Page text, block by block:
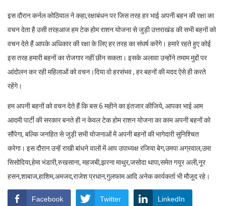
इस दौरान कर्नल कोठियाल ने कहा,रक्षाबंधन पर जिस तरह हर भाई अपनी बहन की रक्षा का
वचन देता है उसी तरहआज हम टेक होम राशन योजना से जुड़ी उत्तराखंड की सभी बहनों को
वचन देते हैं आपके अधिकार की रक्षा के लिए हर तरह का संघर्ष करेंगे। हमारे रहते हुए कोई
इस तरह हमारी बहनों का रोजगार नहीं छीन सकता। इसके अलावा उन्होंने तमाम मुद्दों पर
आंदोलन कर रही महिलाओं को वचन।दिया वो हरसंभव , हर बहनों की मदद ऐसे ही करते
रहेंगे।
हम अपनी बहनों को वचन देते हैं कि बस 6 महीने का इंतजार कीजिये, आपका भाई आम
आदमी पार्टी की सरकार बनते ही न केवल टेक होम राशन योजना का काम अपनी बहनों को
सौंपेगा, बल्कि जनहित से जुड़ी सभी योजनाओं में अपनी बहनों की भागेदारी सुनिश्चित
करेगा। इस दौरान उन्हें राखी बांधने वालों में आप उपाध्यक्ष रजिया बेग,उमपा अग्रवाल,उमा
सिसोदिया,हेमा भंडारी,रुखसाना, महजबी,झरना माथुर,जसोदा थापा,समेत गयूर अली,नूर
हसन,शाबाज,हाशिम,अमजद,राजेश प्रधान,गुलफाम आदि अनेक कार्यकर्ता भी मौजूद रहे।
Facebook Twitter LinkedIn